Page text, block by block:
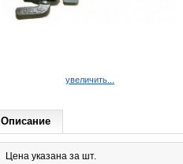
увеличить...
Описание
Цена указана за шт.